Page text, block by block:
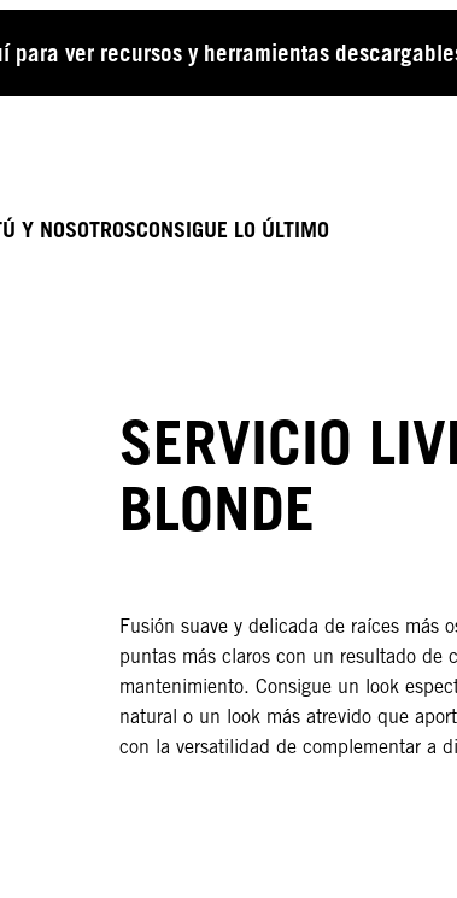
para ver recursos y herramientas
Y NOSOTROSCONSIGUE LO ÚLTIMO
SERVICIO
BLONDE
Fusión suave y delicada de raíces más
puntas más claros con un resultado de
mantenimiento. Consigue un look
natural o un look más atrevido que
con la versatilidad de complementar a